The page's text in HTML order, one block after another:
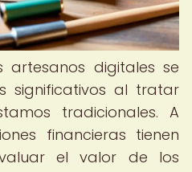
artesanos digitales se
significativos al tratar
tradicionales. A
financieras tienen
el valor de los